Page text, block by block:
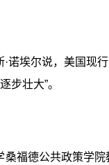
诺埃尔说，美国现
步壮大”。
福德公共政策学